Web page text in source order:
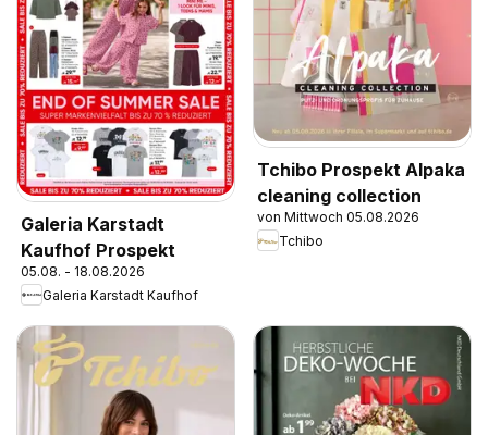
Galeria Karstadt
Kaufhof Prospekt
05.08. - 18.08.2026
Galeria Karstadt Kaufhof
Tchibo Prospekt Alpaka
cleaning collection
von Mittwoch 05.08.2026
Tchibo